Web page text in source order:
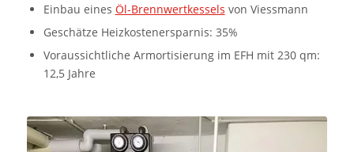
Einbau eines Öl-Brennwertkessels von Viessmann
Geschätze Heizkostenersparnis: 35%
Voraussichtliche Armortisierung im EFH mit 230 qm:
12,5 Jahre